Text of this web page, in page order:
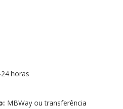
horas
MBWay ou transferência